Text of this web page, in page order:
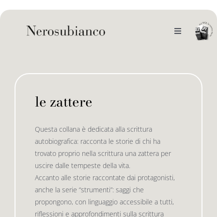
to
Toggle
il catalogo
le bandiere le bandiere in verticale
le drizze
e-book
le zattere
Questa collana è dedicata alla scrittura
autobiografica: racconta le storie di chi ha
trovato proprio nella scrittura una zattera per
uscire dalle tempeste della vita.
Accanto alle storie raccontate dai protagonisti,
anche la serie “strumenti”: saggi che
propongono, con linguaggio accessibile a tutti,
riflessioni e approfondimenti sulla scrittura